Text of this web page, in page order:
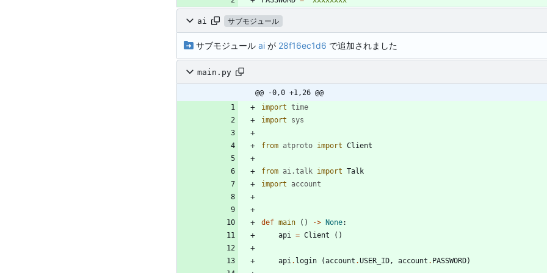
ai サブモジュール
サブモジュール aiが 28f16ec1d6 で追加されました
main.py
@@ -0,0 +1,26 @@
import time
import
sys
from atproto import Client
from ai.talk import Talk
import
account
def main ( ) -> None:
api = Client ( )
api. login (account .USER_ID, account . PASSWORD)